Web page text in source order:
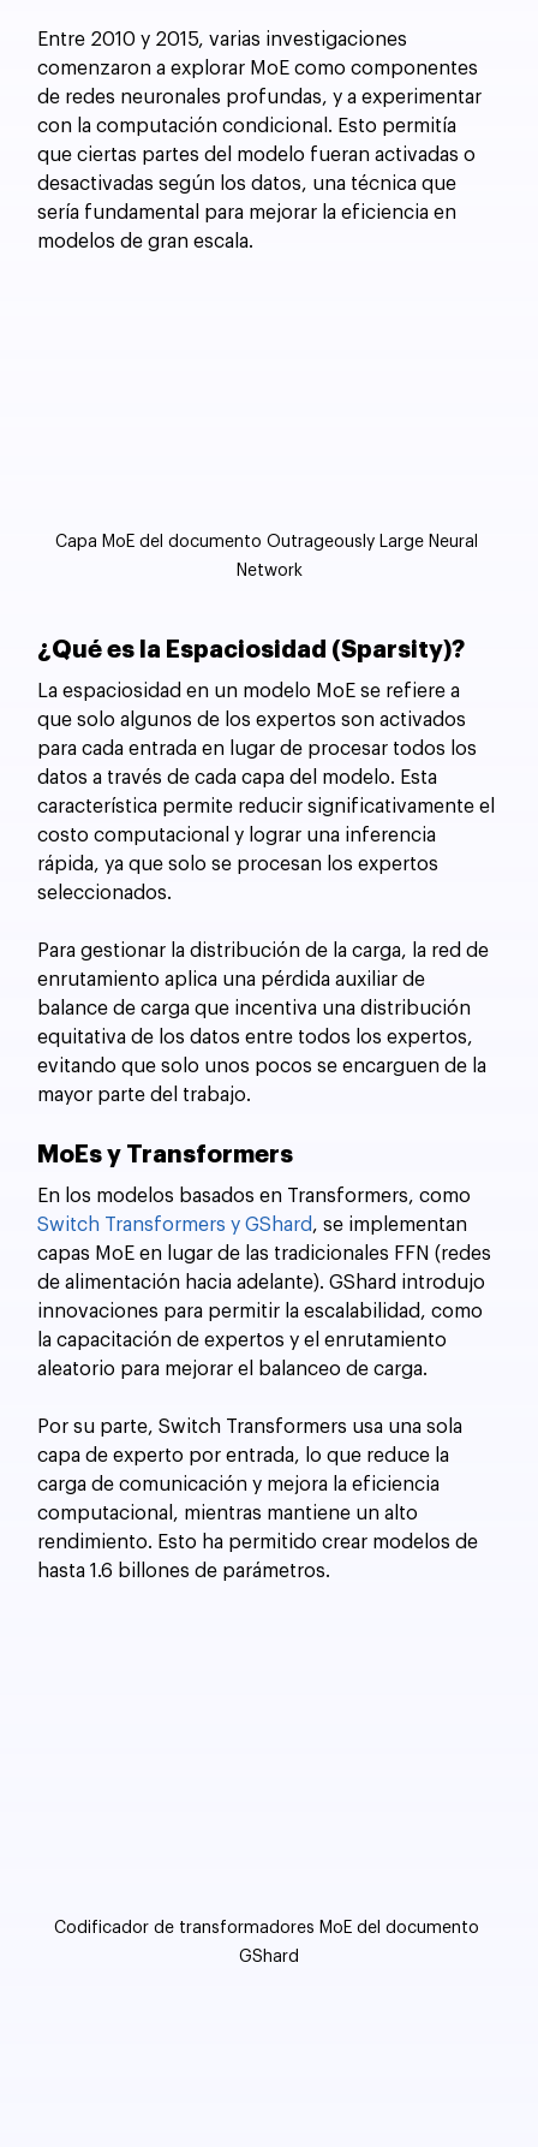
Entre 2010 y 2015, varias investigaciones
comenzaron a explorar MoE como componentes
de redes neuronales profundas, y a experimentar
con la computación condicional. Esto permitía
que ciertas partes del modelo fueran activadas o
desactivadas según los datos, una técnica que
sería fundamental para mejorar la eficiencia en
modelos de gran escala.
Capa MoE del documento Outrageously Large Neural
Network
¿Qué es la Espaciosidad (Sparsity)?
La espaciosidad en un modelo MoE se refiere a
que solo algunos de los expertos son activados
para cada entrada en lugar de procesar todos los
datos a través de cada capa del modelo. Esta
característica permite reducir significativamente el
costo computacional y lograr una inferencia
rápida, ya que solo se procesan los expertos
seleccionados.
Para gestionar la distribución de la carga, la red de
enrutamiento aplica una pérdida auxiliar de
balance de carga que incentiva una distribución
equitativa de los datos entre todos los expertos,
evitando que solo unos pocos se encarguen de la
mayor parte del trabajo.
MoEs y Transformers
En los modelos basados en Transformers, como
Switch Transformers y GShard, se implementan
capas MoE en lugar de las tradicionales FFN (redes
de alimentación hacia adelante). GShard introdujo
innovaciones para permitir la escalabilidad, como
la capacitación de expertos y el enrutamiento
aleatorio para mejorar el balanceo de carga.
Por su parte, Switch Transformers usa una sola
capa de experto por entrada, lo que reduce la
carga de comunicación y mejora la eficiencia
computacional, mientras mantiene un alto
rendimiento. Esto ha permitido crear modelos de
hasta 1.6 billones de parámetros.
Codificador de transformadores MoE del documento
GShard